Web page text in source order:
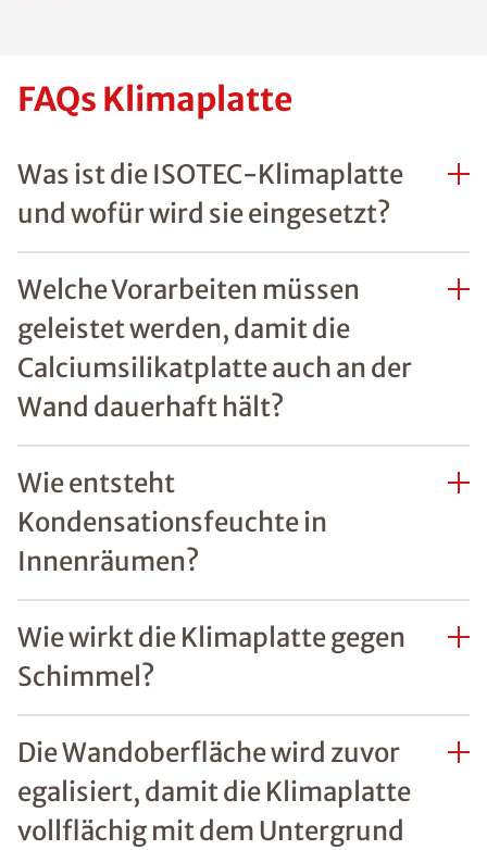
FAQs Klimaplatte
Was ist die ISOTEC-Klimaplatte
und wofür wird sie eingesetzt?
Welche Vorarbeiten müssen
geleistet werden, damit die
Calciumsilikatplatte auch an der
Wand dauerhaft hält?
Wie entsteht
Kondensationsfeuchte in
Innenräumen?
Wie wirkt die Klimaplatte gegen
Schimmel?
Die Wandoberfläche wird zuvor
egalisiert, damit die Klimaplatte
vollflächig mit dem Untergrund